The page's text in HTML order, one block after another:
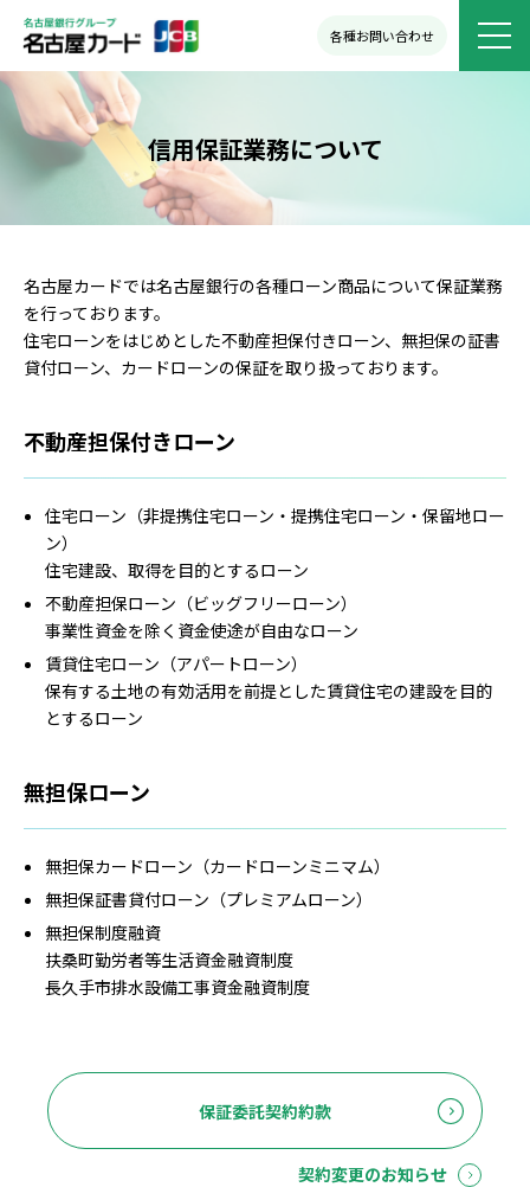
各種お問い合わせ
信用保証業務について
名古屋カードでは名古屋銀行の各種ローン商品について保証業務
を行っております。
住宅ローンをはじめとした不動産担保付きローン、無担保の証書
貸付ローン、カードローンの保証を取り扱っております。
不動産担保付きローン
住宅ローン（非提携住宅ローン・提携住宅ローン・保留地ロー
ン）
住宅建設、取得を目的とするローン
不動産担保ローン（ビッグフリーローン）
事業性資金を除く資金使途が自由なローン
賃貸住宅ローン（アパートローン）
保有する土地の有効活用を前提とした賃貸住宅の建設を目的
とするローン
無担保ローン
無担保カードローン（カードローンミニマム）
無担保証書貸付ローン（プレミアムローン）
無担保制度融資
扶桑町勤労者等生活資金融資制度
長久手市排水設備工事資金融資制度
保証委託契約約款
契約変更のお知らせ